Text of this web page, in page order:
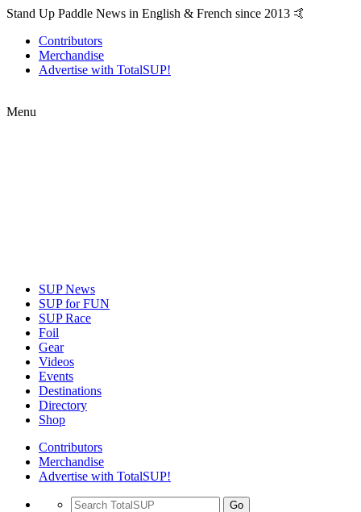
Stand Up Paddle News in English & French since 2013 🤙
Contributors
Merchandise
Advertise with TotalSUP!
Menu
SUP News
SUP for FUN
SUP Race
Foil
Gear
Videos
Events
Destinations
Directory
Shop
Contributors
Merchandise
Advertise with TotalSUP!
Go